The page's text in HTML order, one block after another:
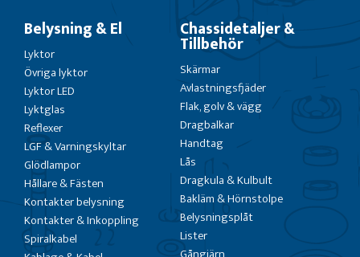
Belysning & El
Lyktor
Övriga lyktor
Lyktor LED
Lyktglas
Reflexer
LGF & Varningskyltar
Glödlampor
Hållare & Fästen
Kontakter belysning
Kontakter & Inkoppling
Spiralkabel
Chassidetaljer &
Tillbehör
Skärmar
Avlastningsfjäder
Flak, golv & vägg
Dragbalkar
Handtag
Lås
Dragkula & Kulbult
Bakläm & Hörnstolpe
Belysningsplåt
Lister